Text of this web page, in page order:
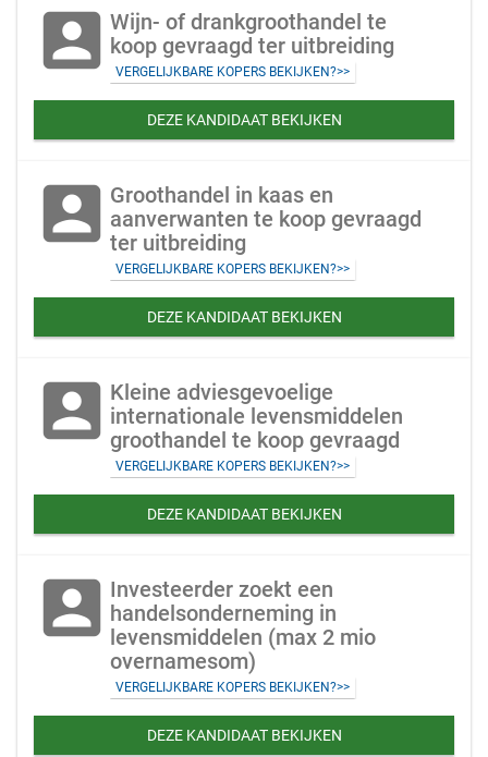
account_box Wijn- of drankgroothandel te
koop gevraagd ter uitbreiding
VERGELIJKBARE KOPERS BEKIJKEN?>>
DEZE KANDIDAAT BEKIJKEN
account_box Groothandel in kaas en
aanverwanten te koop gevraagd
ter uitbreiding
VERGELIJKBARE KOPERS BEKIJKEN?>>
DEZE KANDIDAAT BEKIJKEN
account_box Kleine adviesgevoelige
internationale levensmiddelen
groothandel te koop gevraagd
VERGELIJKBARE KOPERS BEKIJKEN?>>
DEZE KANDIDAAT BEKIJKEN
account_box Investeerder zoekt een
handelsonderneming in
levensmiddelen (max 2 mio
overnamesom)
VERGELIJKBARE KOPERS BEKIJKEN?>>
DEZE KANDIDAAT BEKIJKEN